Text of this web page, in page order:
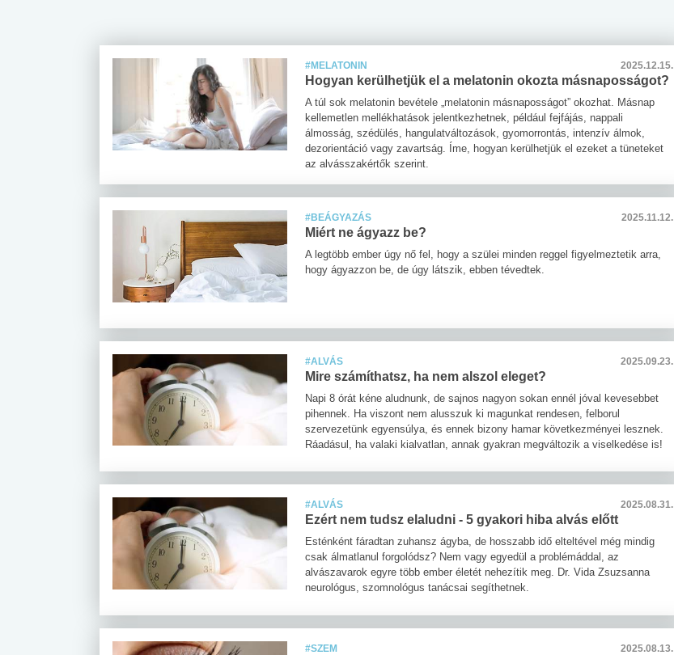
#MELATONIN 2025.12.15.
Hogyan kerülhetjük el a melatonin okozta másnaposságot?
A túl sok melatonin bevétele „melatonin másnaposságot” okozhat. Másnap
kellemetlen mellékhatások jelentkezhetnek, például fejfájás, nappali
álmosság, szédülés, hangulatváltozások, gyomorrontás, intenzív álmok,
dezorientáció vagy zavartság. Íme, hogyan kerülhetjük el ezeket a tüneteket
az alvásszakértők szerint.
#BEÁGYAZÁS 2025.11.12.
Miért ne ágyazz be?
A legtöbb ember úgy nő fel, hogy a szülei minden reggel figyelmeztetik arra,
hogy ágyazzon be, de úgy látszik, ebben tévedtek.
#ALVÁS 2025.09.23.
Mire számíthatsz, ha nem alszol eleget?
Napi 8 órát kéne aludnunk, de sajnos nagyon sokan ennél jóval kevesebbet
pihennek. Ha viszont nem alusszuk ki magunkat rendesen, felborul
szervezetünk egyensúlya, és ennek bizony hamar következményei lesznek.
Ráadásul, ha valaki kialvatlan, annak gyakran megváltozik a viselkedése is!
#ALVÁS 2025.08.31.
Ezért nem tudsz elaludni - 5 gyakori hiba alvás előtt
Esténként fáradtan zuhansz ágyba, de hosszabb idő elteltével még mindig
csak álmatlanul forgolódsz? Nem vagy egyedül a problémáddal, az
alvászavarok egyre több ember életét nehezítik meg. Dr. Vida Zsuzsanna
neurológus, szomnológus tanácsai segíthetnek.
#SZEM 2025.08.13.
lábnyomod?
tudásteszt
nyelvvizsga teszt -
teszt